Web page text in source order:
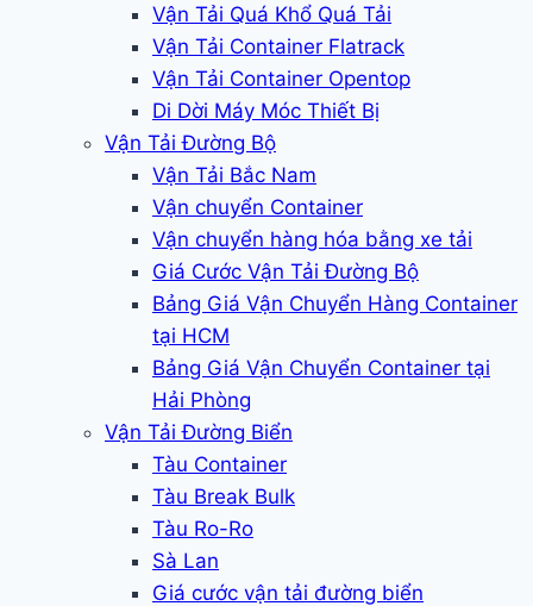
Vận Tải Quá Khổ Quá Tải
Vận Tải Container Flatrack
Vận Tải Container Opentop
Di Dời Máy Móc Thiết Bị
Vận Tải Đường Bộ
Vận Tải Bắc Nam
Vận chuyển Container
Vận chuyển hàng hóa bằng xe tải
Giá Cước Vận Tải Đường Bộ
Bảng Giá Vận Chuyển Hàng Container
tại HCM
Bảng Giá Vận Chuyển Container tại
Hải Phòng
Vận Tải Đường Biển
Tàu Container
Tàu Break Bulk
Tàu Ro-Ro
Sà Lan
Giá cước vận tải đường biển